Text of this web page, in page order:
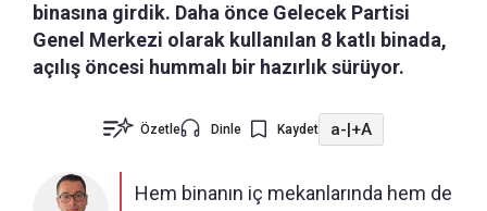
binasına girdik. Daha önce Gelecek Partisi
Genel Merkezi olarak kullanılan 8 katlı binada,
açılış öncesi hummalı bir hazırlık sürüyor.
Özetle Dinle Kaydet a-|+A
Hem binanın iç mekanlarında hem de